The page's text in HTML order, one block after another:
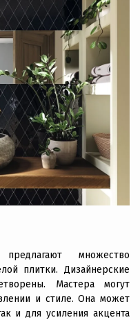
множество
плитки. Дизайнерские
Мастера могут
и стиле. Она может
и для усиления акцента